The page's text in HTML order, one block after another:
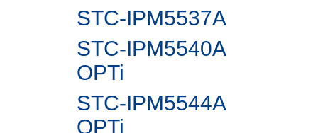
STC-IPM5537A
STC-IPM5540A
OPTi
STC-IPM5544A
OPTi